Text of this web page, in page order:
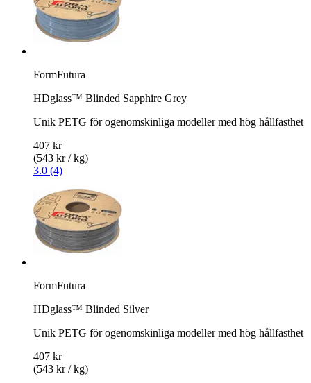
FormFutura
HDglass™ Blinded Sapphire Grey
Unik PETG för ogenomskinliga modeller med hög hållfasthet
407 kr
(543 kr / kg)
3.0 (4)
FormFutura
HDglass™ Blinded Silver
Unik PETG för ogenomskinliga modeller med hög hållfasthet
407 kr
(543 kr / kg)